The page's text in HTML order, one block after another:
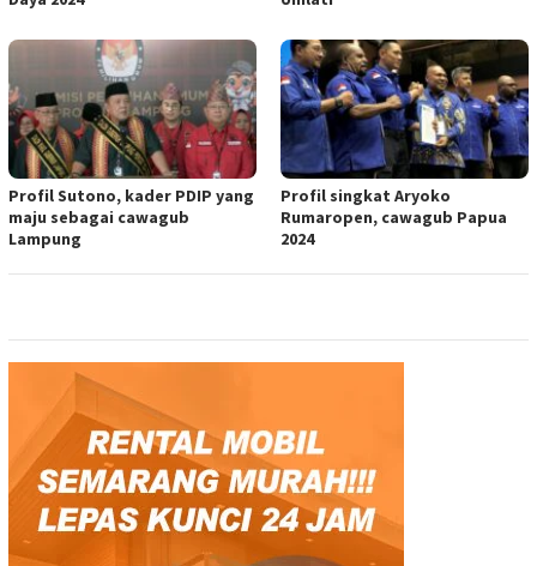
Profil Sutono, kader PDIP yang
maju sebagai cawagub
Lampung
Profil singkat Aryoko
Rumaropen, cawagub Papua
2024